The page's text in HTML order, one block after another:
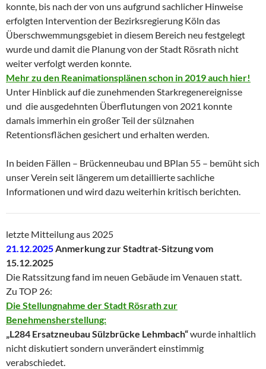
konnte, bis nach der von uns aufgrund sachlicher Hinweise
erfolgten Intervention der Bezirksregierung Köln das
Überschwemmungsgebiet in diesem Bereich neu festgelegt
wurde und damit die Planung von der Stadt Rösrath nicht
weiter verfolgt werden konnte.
Mehr zu den Reanimationsplänen schon in 2019 auch hier!
Unter Hinblick auf die zunehmenden Starkregenereignisse
und die ausgedehnten Überflutungen von 2021 konnte
damals immerhin ein großer Teil der sülznahen
Retentionsflächen gesichert und erhalten werden.
In beiden Fällen – Brückenneubau und BPlan 55 – bemüht sich
unser Verein seit längerem um detaillierte sachliche
Informationen und wird dazu weiterhin kritisch berichten.
letzte Mitteilung aus 2025
21.12.2025Anmerkung zur Stadtrat-Sitzung vom
15.12.2025
Die Ratssitzung fand im neuen Gebäude im Venauen statt.
Zu TOP 26:
Die Stellungnahme der Stadt Rösrath zur
Benehmensherstellung:
„L284 Ersatzneubau Sülzbrücke Lehmbach“wurde inhaltlich
nicht diskutiert sondern unverändert einstimmig
verabschiedet.